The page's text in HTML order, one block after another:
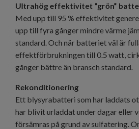
Ultrahög effektivitet “grön”
Med upp till 95 % effektivitet
upp till fyra gånger mindre värme
standard. Och när batteriet väl är
effektförbrukningen till 0.5 watt,
gånger bättre än bransch standard.
Rekonditionering
Ett blysyrabatteri som har laddats
har blivit urladdat under dagar eller
försämras på grund av sulfatering.